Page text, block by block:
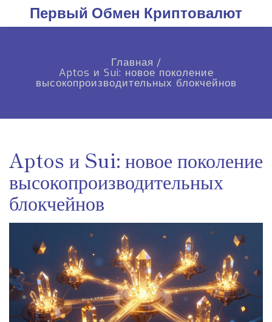
Первый Обмен Криптовалют
Главная /
Aptos и Sui: новое поколение
высокопроизводительных блокчейнов
Aptos и Sui: новое поколение
высокопроизводительных
блокчейнов